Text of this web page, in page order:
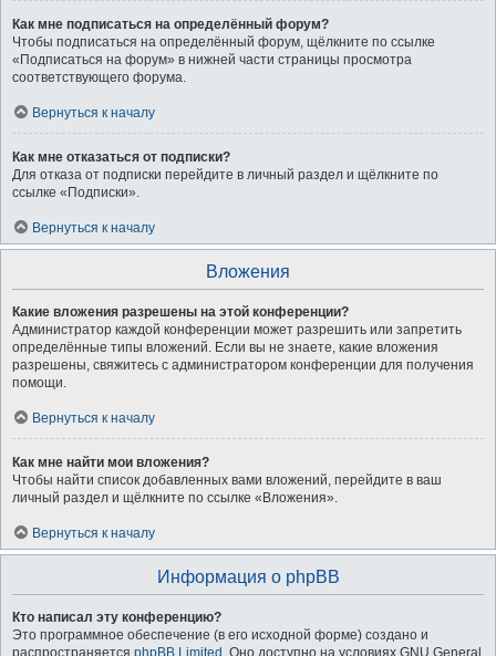
Как мне подписаться на определённый форум?
Чтобы подписаться на определённый форум, щёлкните по ссылке
«Подписаться на форум» в нижней части страницы просмотра
соответствующего форума.
Вернуться к началу
Как мне отказаться от подписки?
Для отказа от подписки перейдите в личный раздел и щёлкните по
ссылке «Подписки».
Вернуться к началу
Вложения
Какие вложения разрешены на этой конференции?
Администратор каждой конференции может разрешить или запретить
определённые типы вложений. Если вы не знаете, какие вложения
разрешены, свяжитесь с администратором конференции для получения
помощи.
Вернуться к началу
Как мне найти мои вложения?
Чтобы найти список добавленных вами вложений, перейдите в ваш
личный раздел и щёлкните по ссылке «Вложения».
Вернуться к началу
Информация о phpBB
Кто написал эту конференцию?
Это программное обеспечение (в его исходной форме) создано и
распространяется phpBB Limited . Оно доступно на условиях GNU General